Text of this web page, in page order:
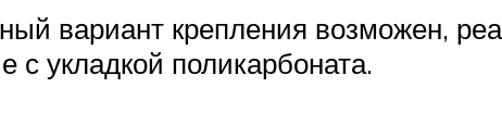
вариант крепления возможен,
укладкой поликарбоната.